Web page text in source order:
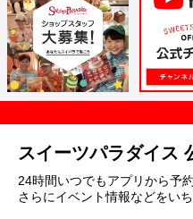
スイーツパラダイス
24時間いつでもアプリから予
さらにイベント情報などをい